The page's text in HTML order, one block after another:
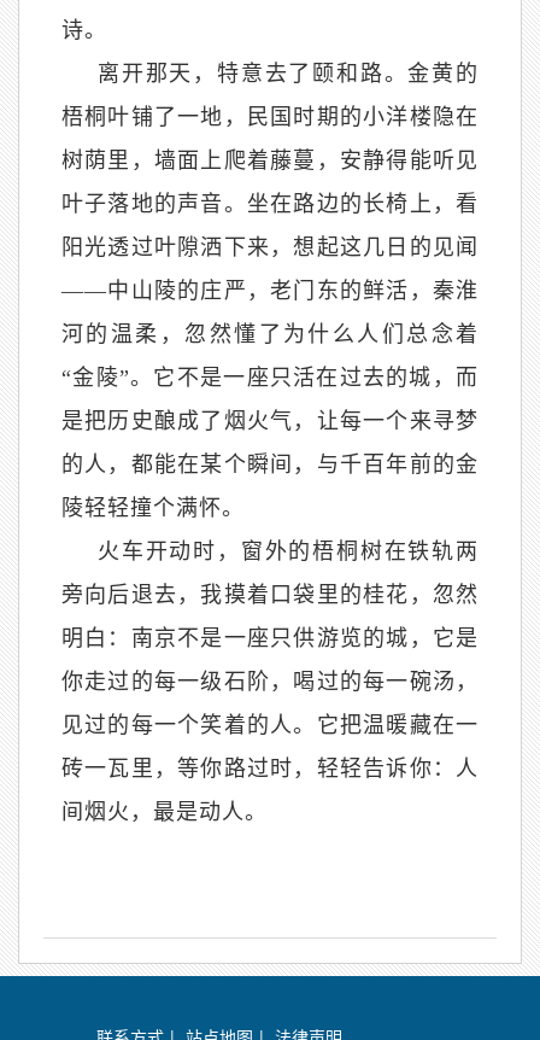
诗。
离开那天，特意去了颐和路。金黄的
梧桐叶铺了一地，民国时期的小洋楼隐在
树荫里，墙面上爬着藤蔓，安静得能听见
叶子落地的声音。坐在路边的长椅上，看
阳光透过叶隙洒下来，想起这几日的见闻
——中山陵的庄严，老门东的鲜活，秦淮
河的温柔，忽然懂了为什么人们总念着
“金陵”。它不是一座只活在过去的城，而
是把历史酿成了烟火气，让每一个来寻梦
的人，都能在某个瞬间，与千百年前的金
陵轻轻撞个满怀。
火车开动时，窗外的梧桐树在铁轨两
旁向后退去，我摸着口袋里的桂花，忽然
明白：南京不是一座只供游览的城，它是
你走过的每一级石阶，喝过的每一碗汤，
见过的每一个笑着的人。它把温暖藏在一
砖一瓦里，等你路过时，轻轻告诉你：人
间烟火，最是动人。